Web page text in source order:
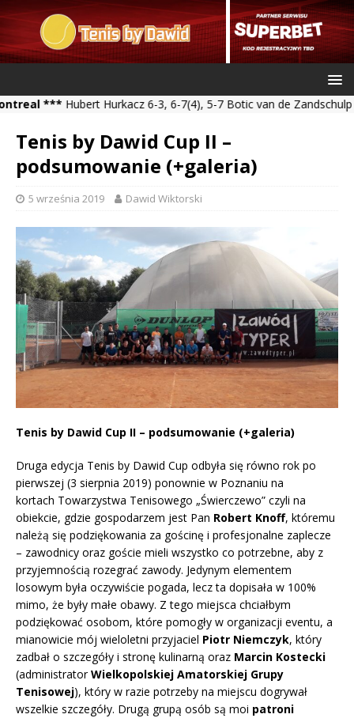
Hubert Hurkacz 6-3, 6-7(4), 5-7 Botic van de Zandschulp *** Kamil
Tenis by Dawid Cup II –
podsumowanie (+galeria)
5 września 2019 Dawid Wiktorski
Tenis by Dawid Cup II – podsumowanie (+galeria)
Druga edycja Tenis by Dawid Cup odbyła się równo rok po
pierwszej (3 sierpnia 2019) ponownie w Poznaniu na
kortach Towarzystwa Tenisowego „Świerczewo” czyli na
obiekcie, gdzie gospodarzem jest Pan Robert Knoff, któremu
należą się podziękowania za gościnę i profesjonalne zaplecze
– zawodnicy oraz goście mieli wszystko co potrzebne, aby z
przyjemnością rozegrać zawody. Jedynym elementem
losowym była oczywiście pogada, lecz ta dopisała w 100%
mimo, że były małe obawy. Z tego miejsca chciałbym
podziękować osobom, które pomogły w organizacji eventu, a
mianowicie mój wieloletni przyjaciel Piotr Niemczyk, który
zadbał o szczegóły i stronę kulinarną oraz Marcin Kostecki
(administratorWielkopolskiej Amatorskiej Grupy
Tenisowej), który w razie potrzeby na miejscu dogrywał
wszelkie szczegóły. Drugą grupą osób są moi patroni